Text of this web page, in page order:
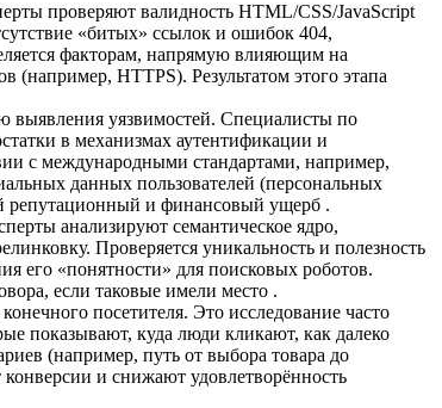
проверяют валидность HTML/CSS/JavaScript
«битых» ссылок и ошибок 404,
факторам, напрямую влияющим на
HTTPS). Результатом этого этапа
уязвимостей. Специалисты по
в механизмах аутентификации и
с международными стандартами, например,
данных пользователей (персональных
репутационный и финансовый ущерб .
анализируют семантическое ядро,
Проверяется уникальность и полезность
его «понятности» для поисковых роботов.
если таковые имели место .
посетителя. Это исследование часто
показывают, куда люди кликают, как далеко
(например, путь от выбора товара до
и снижают удовлетворённость